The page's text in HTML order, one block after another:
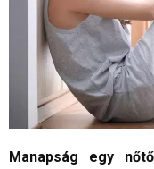
Manapság egy